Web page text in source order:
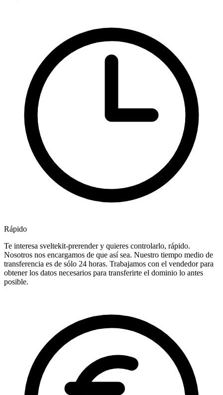
Rápido
Te interesa sveltekit-prerender y quieres controlarlo, rápido.
Nosotros nos encargamos de que así sea. Nuestro tiempo medio de
transferencia es de sólo 24 horas. Trabajamos con el vendedor para
obtener los datos necesarios para transferirte el dominio lo antes
posible.